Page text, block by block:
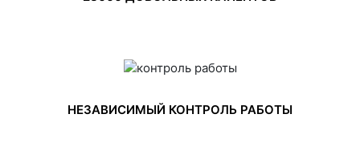
НЕЗАВИСИМЫЙ КОНТРОЛЬ РАБОТЫ